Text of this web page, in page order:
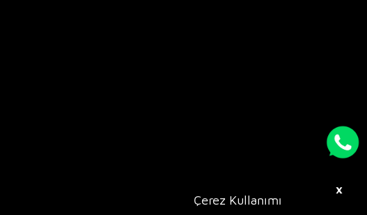
X
Çerez Kullanımı